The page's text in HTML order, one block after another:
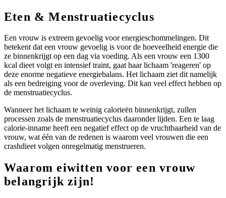
Eten & Menstruatiecyclus
Een vrouw is extreem gevoelig voor energieschommelingen. Dit
betekent dat een vrouw gevoelig is voor de hoeveelheid energie die
ze binnenkrijgt op een dag via voeding. Als een vrouw een 1300
kcal dieet volgt en intensief traint, gaat haar lichaam 'reageren' op
deze enorme negatieve energiebalans. Het lichaam ziet dit namelijk
als een bedreiging voor de overleving. Dit kan veel effect hebben op
de menstruatiecyclus.
Wanneer het lichaam te weinig calorieën binnenkrijgt, zullen
processen zoals de menstruatiecyclus daaronder lijden. Een te laag
calorie-inname heeft een negatief effect op de vruchtbaarheid van de
vrouw, wat één van de redenen is waarom veel vrouwen die een
crashdieet volgen onregelmatig menstrueren.
Waarom eiwitten voor een vrouw
belangrijk zijn!